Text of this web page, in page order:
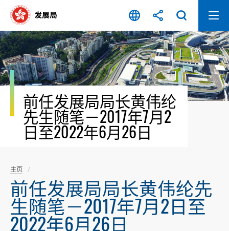
容
开
始
前任发展局局长黄伟纶
先生随笔－2017年7月2
日至2022年6月26日
主页
前任发展局局长黄伟纶先
生随笔－2017年7月2日至
2022年6月26日